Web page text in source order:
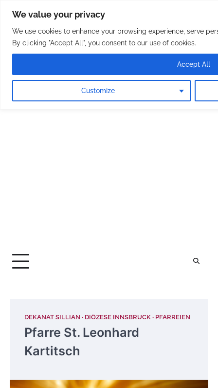
We value your privacy
We use cookies to enhance your browsing experience, serve
By clicking "Accept All", you consent to our use of cookies.
Customize
Accept All
content
Osterreichische Pfarreie
DEKANAT SILLIAN DIÖZESE INNSBRUCK PFARREIEN
Pfarre St. Leonhard
Kartitsch